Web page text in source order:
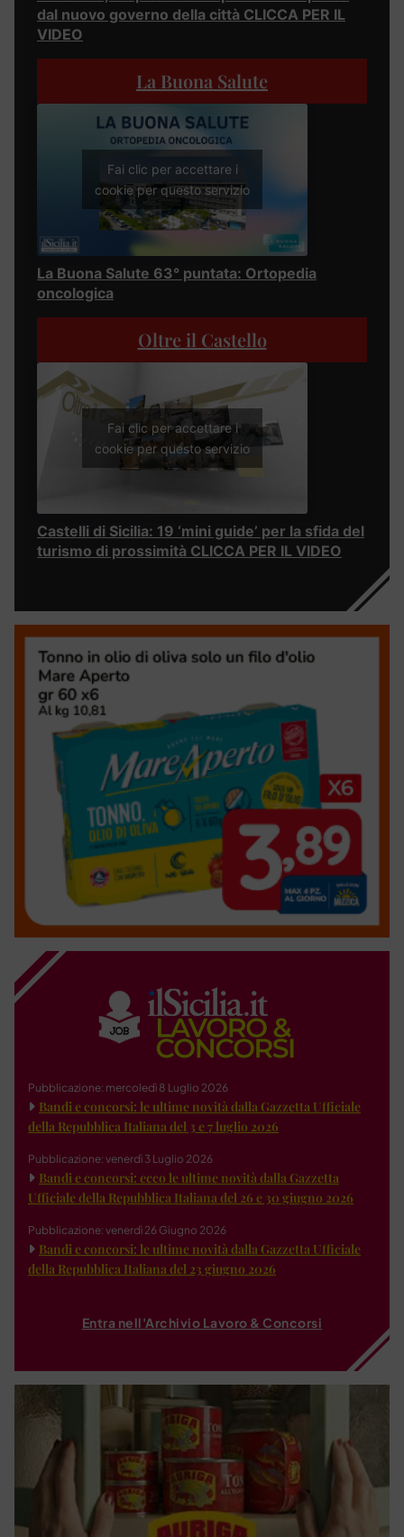
dal nuovo governo della città CLICCA PER IL
VIDEO
La Buona Salute
Fai clic per accettare i
cookie per questo servizio
La Buona Salute 63° puntata: Ortopedia
oncologica
Oltre il Castello
Fai clic per accettare i
cookie per questo servizio
Castelli di Sicilia: 19 ‘mini guide’ per la sfida del
turismo di prossimità CLICCA PER IL VIDEO
Pubblicazione: mercoledì 8 Luglio 2026
Bandi e concorsi: le ultime novità dalla Gazzetta Ufficiale
della Repubblica Italiana del 3 e 7 luglio 2026
Pubblicazione: venerdì 3 Luglio 2026
Bandi e concorsi: ecco le ultime novità dalla Gazzetta
Ufficiale della Repubblica Italiana del 26 e 30 giugno 2026
Pubblicazione: venerdì 26 Giugno 2026
Bandi e concorsi: le ultime novità dalla Gazzetta Ufficiale
della Repubblica Italiana del 23 giugno 2026
Entra nell'Archivio Lavoro & Concorsi